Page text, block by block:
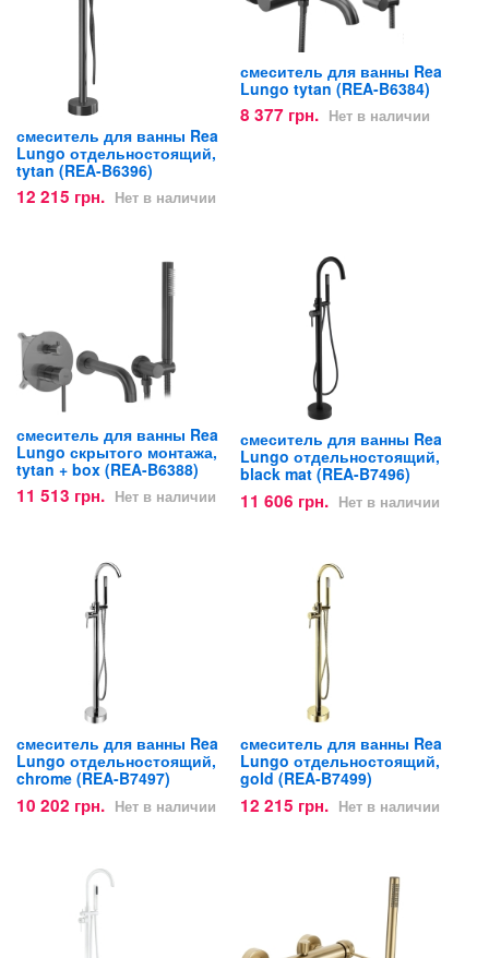
смеситель для ванны Rea
Lungo отдельностоящий,
tytan (REA-B6396)
12 215 грн. Нет в наличии
смеситель для ванны Rea
Lungo tytan (REA-B6384)
8 377 грн. Нет в наличии
смеситель для ванны Rea
Lungo скрытого монтажа,
tytan + box (REA-B6388)
11 513 грн. Нет в наличии
смеситель для ванны Rea
Lungo отдельностоящий,
black mat (REA-B7496)
11 606 грн. Нет в наличии
смеситель для ванны Rea
Lungo отдельностоящий,
chrome (REA-B7497)
10 202 грн. Нет в наличии
смеситель для ванны Rea
Lungo отдельностоящий,
gold (REA-B7499)
12 215 грн. Нет в наличии